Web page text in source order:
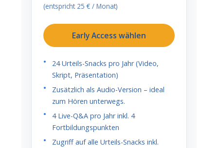
(entspricht 25 € / Monat)
Early Access wählen
24 Urteils-Snacks pro Jahr (Video,
Skript, Präsentation)
Zusätzlich als Audio-Version – ideal
zum Hören unterwegs.
4 Live-Q&A pro Jahr inkl. 4
Fortbildungspunkten
Zugriff auf alle Urteils-Snacks inkl.